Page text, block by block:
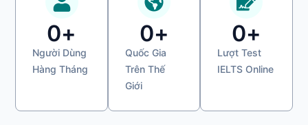
Người Dùng
Hàng Tháng
0+
Quốc Gia
Trên Thế
Giới
0+
Lượt Test
IELTS Online
0+